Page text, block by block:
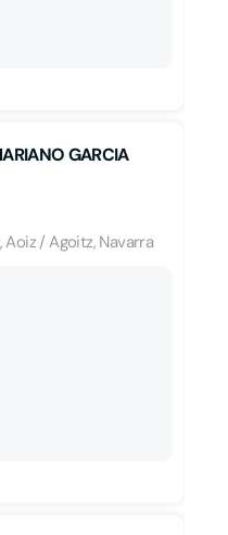
GARCIA
Aoiz / Agoitz, Navarra